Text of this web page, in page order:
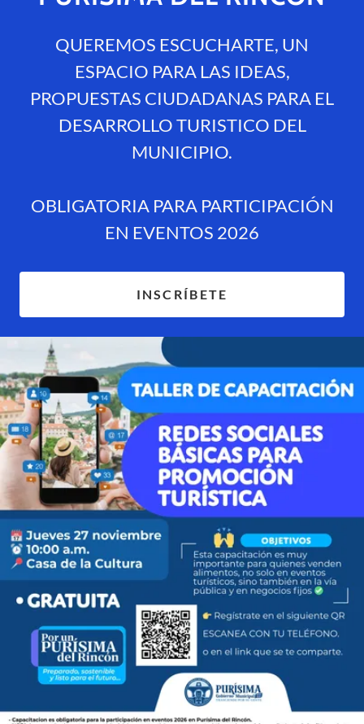
QUEREMOS ESCUCHARTE, UN
ESPACIO PARA LAS IDEAS,
PROPUESTAS CIUDADANAS PARA EL
DESARROLLO TURISTICO DEL
MUNICIPIO.
OBLIGATORIA PARA PARTICIPACIÓN
EN EVENTOS 2026
INSCRÍBETE